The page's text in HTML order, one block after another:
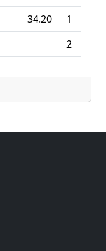
34.20
1
2